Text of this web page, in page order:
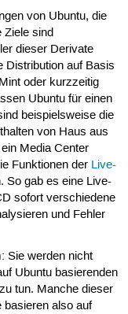
von Ubuntu, die
Ziele sind
dieser Derivate
Distribution auf Basis
oder kurzzeitig
Ubuntu für einen
beispielsweise die
von Haus aus
Media Center
Funktionen der Live-
So gab es eine Live-
sofort verschiedene
und Fehler
Sie werden nicht
Ubuntu basierenden
tun. Manche dieser
basieren also auf